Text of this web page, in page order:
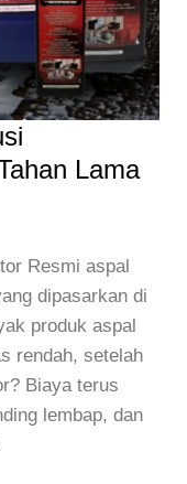
Lama
Resmi aspal
dipasarkan di
produk aspal
rendah, setelah
Biaya terus
lembap, dan